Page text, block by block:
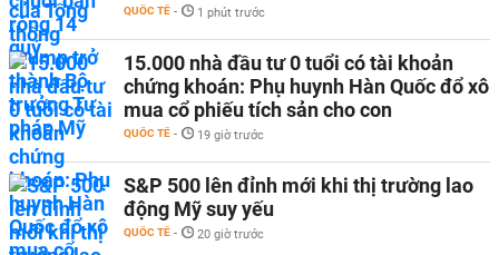
QUỐC TẾ - 1 phút trước
15.000 nhà đầu tư 0 tuổi có tài khoản
chứng khoán: Phụ huynh Hàn Quốc đổ xô
mua cổ phiếu tích sản cho con
QUỐC TẾ - 19 giờ trước
S&P 500 lên đỉnh mới khi thị trường lao
động Mỹ suy yếu
QUỐC TẾ - 20 giờ trước